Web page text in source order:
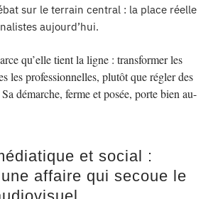
sur le terrain central : la place réelle
aujourd’hui.
qu’elle tient la ligne : transformer les
les professionnelles, plutôt que régler des
démarche, ferme et posée, porte bien au-
et social :
affaire qui secoue le